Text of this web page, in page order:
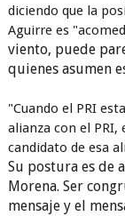
diciendo que la
Aguirre es
viento, puede
quienes asumen
"Cuando el PRI
alianza con el PRI,
candidato de esa
Su postura es de
Morena. Ser
mensaje y el